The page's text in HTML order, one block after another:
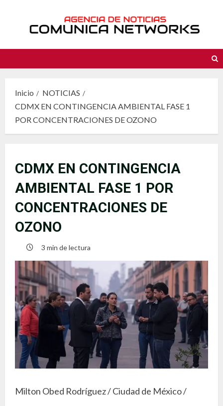
contenido
Inicio
NOTICIAS
CDMX EN CONTINGENCIA AMBIENTAL FASE 1
POR CONCENTRACIONES DE OZONO
CDMX EN CONTINGENCIA
AMBIENTAL FASE 1 POR
CONCENTRACIONES DE
OZONO
3 min de lectura
Milton Obed Rodríguez / Ciudad de México /